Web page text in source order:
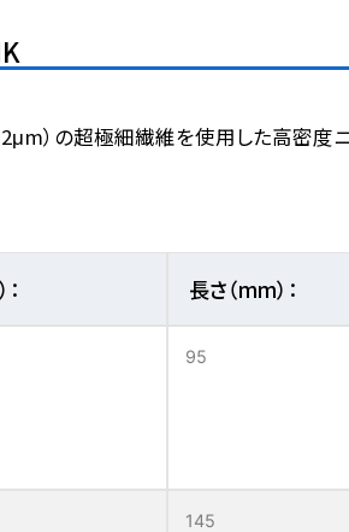
）の超極細繊維を使用した高密度ニ
長さ（mm）：
95
145